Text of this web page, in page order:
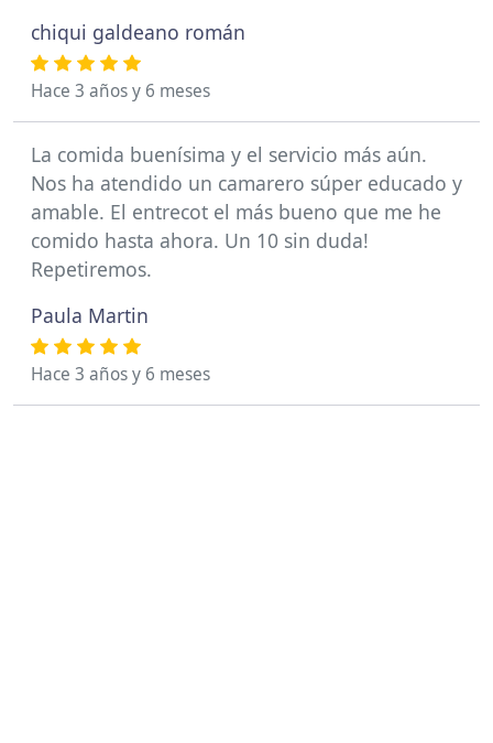
chiqui galdeano román
Hace 3 años y 6 meses
La comida buenísima y el servicio más aún.
Nos ha atendido un camarero súper educado y
amable. El entrecot el más bueno que me he
comido hasta ahora. Un 10 sin duda!
Repetiremos.
Paula Martin
Hace 3 años y 6 meses